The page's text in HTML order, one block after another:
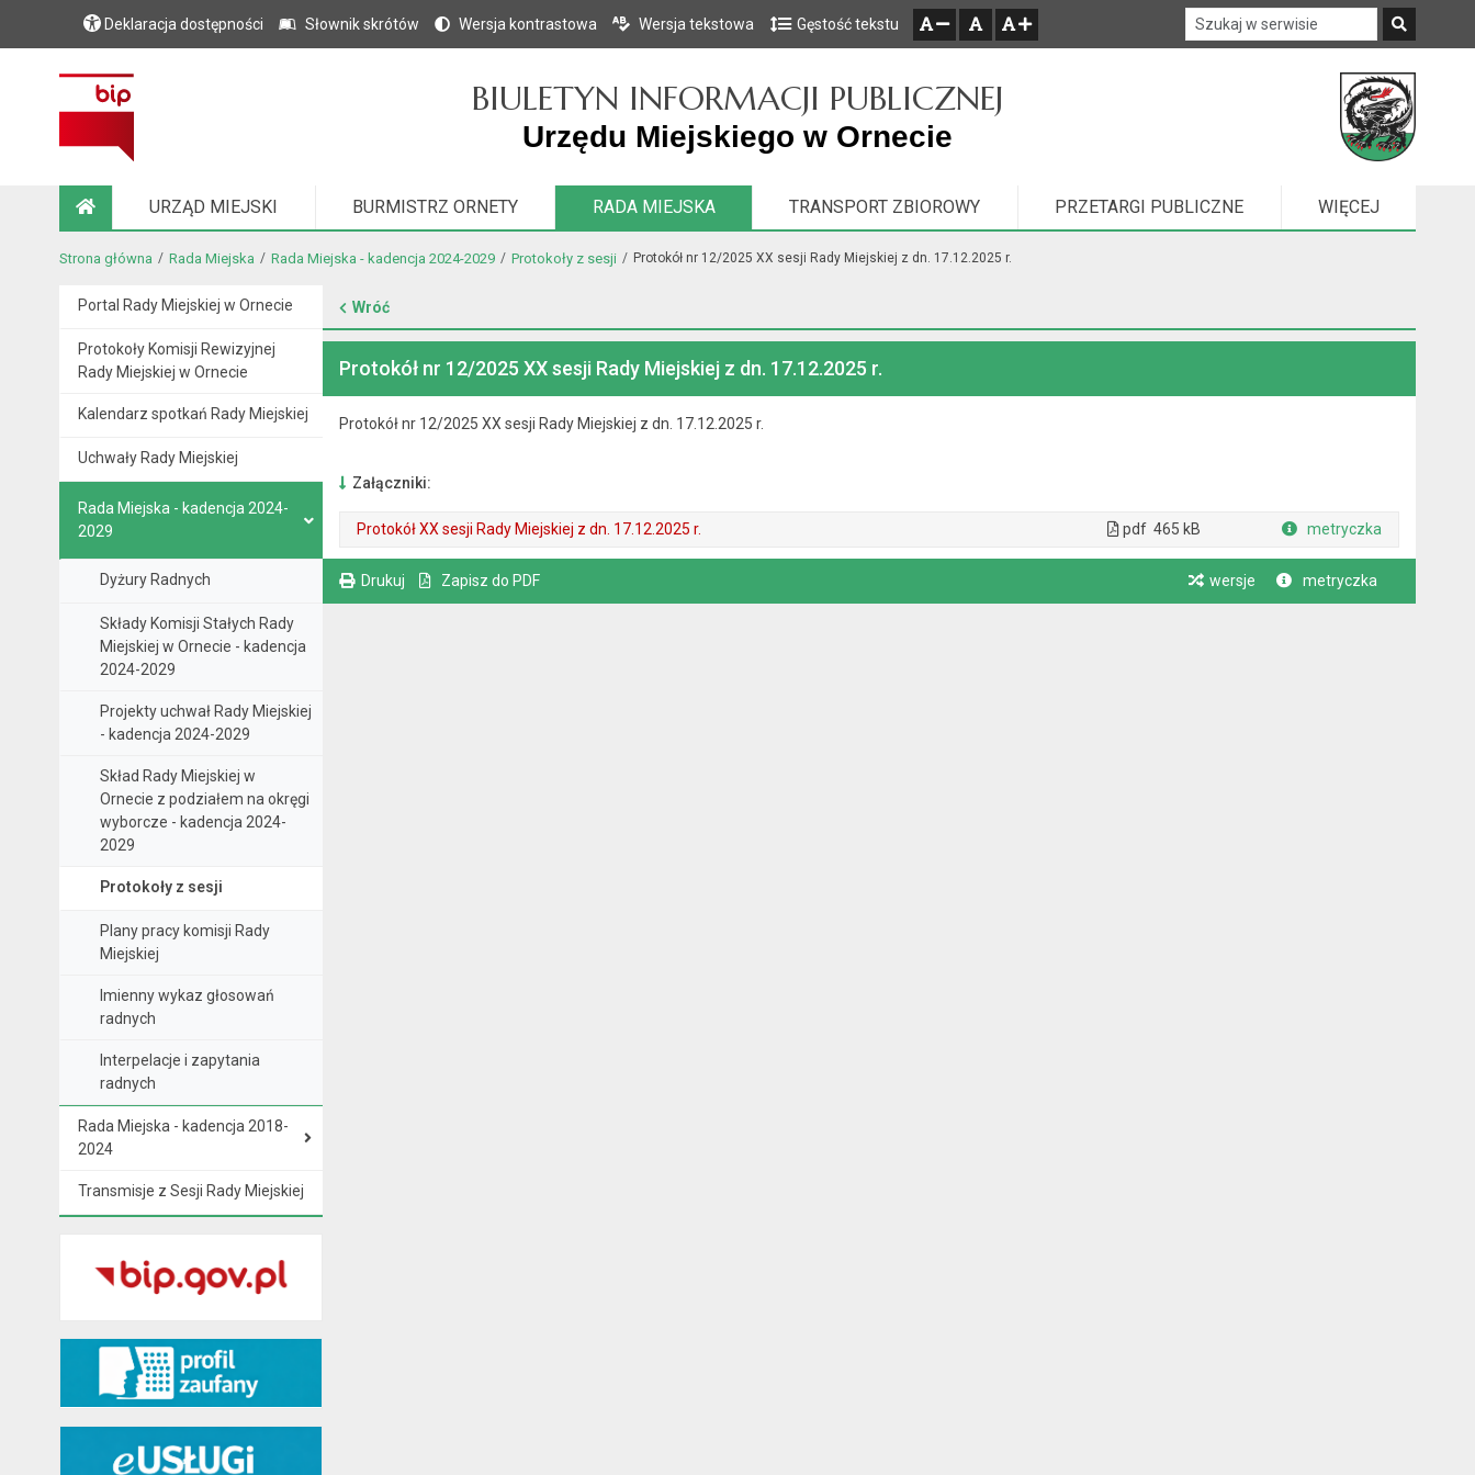
Przejdź do głównego menu
Przejdź do treści
Przejdź do mapy serwisu
Deklaracja dostępności Słownik skrótów Wersja kontrastowa Wersja tekstowa Gęstość tekstu
BIULETYN INFORMACJI PUBLICZNEJ
Urzędu Miejskiego w Ornecie
URZĄD MIEJSKI BURMISTRZ ORNETY RADA MIEJSKA TRANSPORT ZBIOROWY PRZETARGI PUBLICZNE WIĘCEJ
Strona główna Rada Miejska Rada Miejska - kadencja 2024-2029 Protokoły z sesji Protokół nr 12/2025 XX sesji Rady Miejskiej z dn. 17.12.2025 r.
Portal Rady Miejskiej w Ornecie
Protokoły Komisji Rewizyjnej
Rady Miejskiej w Ornecie
Kalendarz spotkań Rady Miejskiej
Uchwały Rady Miejskiej
Rada Miejska - kadencja 2024-
2029
Dyżury Radnych
Składy Komisji Stałych Rady
Miejskiej w Ornecie - kadencja
2024-2029
Projekty uchwał Rady Miejskiej
- kadencja 2024-2029
Skład Rady Miejskiej w
Ornecie z podziałem na okręgi
wyborcze - kadencja 2024-
2029
Protokoły z sesji
Plany pracy komisji Rady
Miejskiej
Imienny wykaz głosowań
radnych
Interpelacje i zapytania
radnych
Rada Miejska - kadencja 2018-
2024
Transmisje z Sesji Rady Miejskiej
Wróć
Protokół nr 12/2025 XX sesji Rady Miejskiej z dn. 17.12.2025 r.
Protokół nr 12/2025 XX sesji Rady Miejskiej z dn. 17.12.2025 r.
Załączniki:
Protokół XX sesji Rady Miejskiej z dn. 17.12.2025 r. pdf 465 kB metryczka
Drukuj Zapisz do PDF wersje metryczka